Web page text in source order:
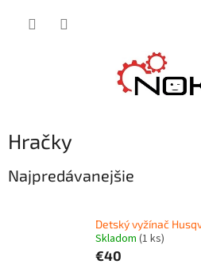
Hračky
Najpredávanejšie
Detský vyžínač
Skladom (1 ks)
€40